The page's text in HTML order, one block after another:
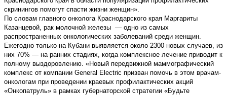
скринингов помогут спасти жизни женщин».
По словам главного онколога Краснодарского края Маргариты
Казанцевой, рак молочной железы — одно из самых
распространенных онкологических заболеваний среди женщин.
Ежегодно только на Кубани выявляется около 2300 новых случаев, из
них 70% — на ранних стадиях, когда комплексное лечение приводит к
полному выздоровлению. «Новый передвижной маммографический
комплекс от компании General Electric призван помочь в этом врачам-
онкологам при проведении краевых профилактических акций
«Онкопатруль» в рамках губернаторской стратегии «Будьте